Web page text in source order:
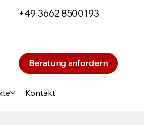
Kontakt
+49 3662 8500193
Beratung anfordern